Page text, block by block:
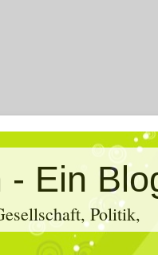
Politik,